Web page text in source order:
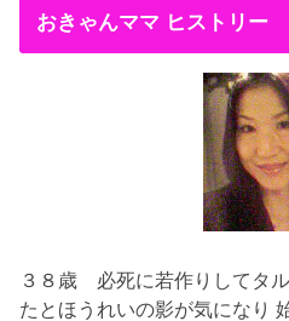
おきゃんママ ヒストリー
３８歳 必死に若作りしてタ
たとほうれいの影が気になり